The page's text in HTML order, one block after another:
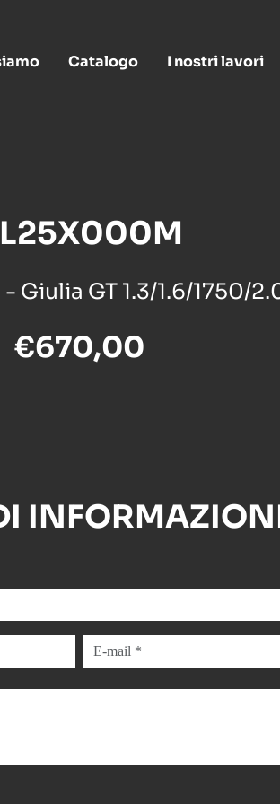
Catalogo I nostri lavori
Giulia GT 1.3/1.6/1750/
€670,00